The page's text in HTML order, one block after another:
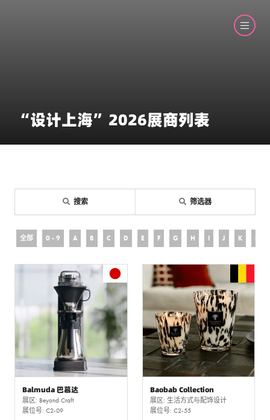
“设计上海”2026展商列表
搜索 筛选器
全部 0 - 9 A B C D E F G H I J K
Balmuda 巴慕达
展区: Beyond Craft
展位号: C2-09
Baobab Collection
展区: 生活方式与配饰设计
展位号: C2-55